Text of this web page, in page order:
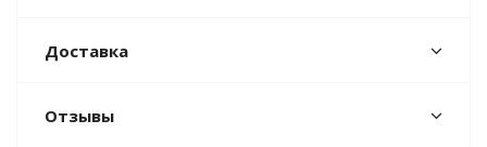
Доставка
Отзывы